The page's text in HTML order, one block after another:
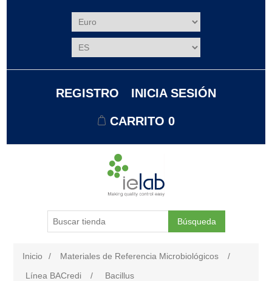
REGISTRO INICIA SESIÓN
CARRITO 0
Búsqueda
Inicio / Materiales de Referencia Microbiológicos
/
Línea BACredi
/ Bacillus